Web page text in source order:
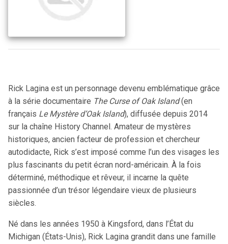
Rick Lagina est un personnage devenu emblématique grâce
à la série documentaire The Curse of Oak Island(en
français Le Mystère d’Oak Island), diffusée depuis 2014
sur la chaîne History Channel. Amateur de mystères
historiques, ancien facteur de profession et chercheur
autodidacte, Rick s’est imposé comme l’un des visages les
plus fascinants du petit écran nord-américain. À la fois
déterminé, méthodique et rêveur, il incarne la quête
passionnée d’un trésor légendaire vieux de plusieurs
siècles.
Né dans les années 1950 à Kingsford, dans l’État du
Michigan (États-Unis), Rick Lagina grandit dans une famille